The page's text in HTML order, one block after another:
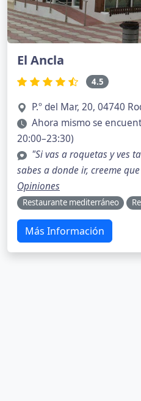
El Ancla
4.5
P.º del Mar, 20, 04740
Ahora mismo se
20:00–23:30)
"Si vas a roquetas y ves
sabes a donde ir, creeme
Opiniones
Restaurante mediterráneo
Más Información